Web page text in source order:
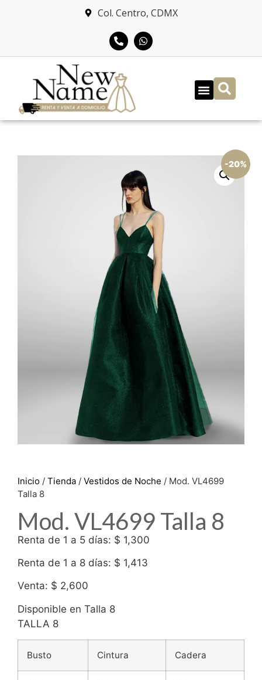
Col. Centro, CDMX
-20%
Inicio / Tienda / Vestidos de Noche / Mod. VL4699
Talla 8
Mod. VL4699 Talla 8
Renta de 1 a 5 días: $ 1,300
Renta de 1 a 8 días: $ 1,413
Venta: $ 2,600
Disponible en Talla 8
TALLA 8
Busto Cintura Cadera